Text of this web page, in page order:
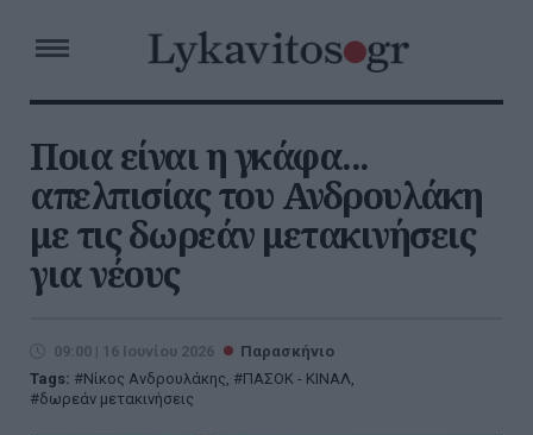
Ποια είναι η γκάφα...
απελπισίας του Ανδρουλάκη
με τις δωρεάν μετακινήσεις
για νέους
09:00 | 16 Ιουνίου 2026
Παρασκήνιο
Tags:
Νίκος Ανδρουλάκης, ΠΑΣΟΚ - ΚΙΝΑΛ,
δωρεάν μετακινήσεις